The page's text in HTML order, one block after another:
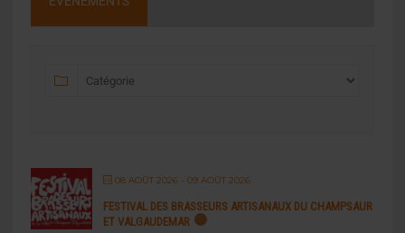
08 AOÛT 2026- 09 AOÛT 2026
FESTIVAL DES BRASSEURS ARTISANAUX DU CHAMPSAUR
ET VALGAUDEMAR